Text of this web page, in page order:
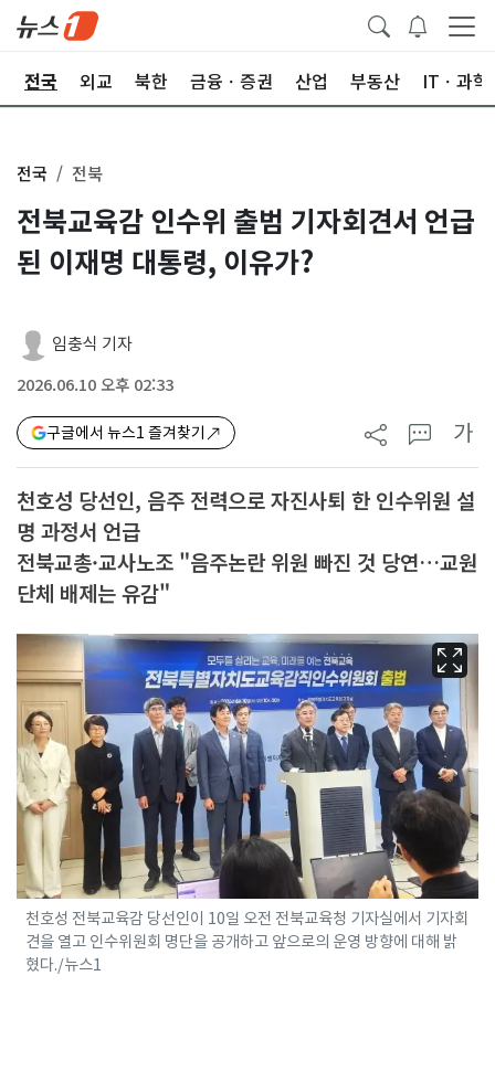
전국 외교 북한 금융ㆍ증권 산업 부동산 ITㆍ과학
전국 전북
전북교육감 인수위 출범 기자회견서 언급
된 이재명 대통령, 이유가?
임충식 기자
2026.06.10 오후 02:33
구글에서 뉴스1 즐겨찾기 가
천호성 당선인, 음주 전력으로 자진사퇴 한 인수위원 설
명 과정서 언급
전북교총·교사노조 "음주논란 위원 빠진 것 당연…교원
단체 배제는 유감"
천호성 전북교육감 당선인이 10일 오전 전북교육청 기자실에서 기자회
견을 열고 인수위원회 명단을 공개하고 앞으로의 운영 방향에 대해 밝
혔다./뉴스1